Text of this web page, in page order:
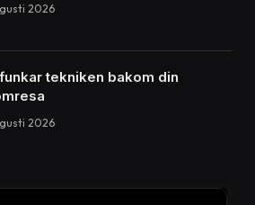
2026
tekniken bakom din
2026